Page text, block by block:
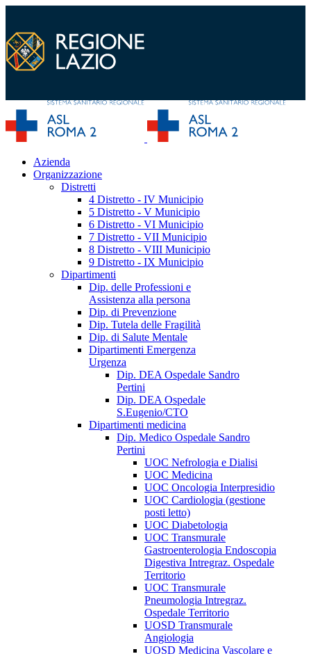
Azienda
Organizzazione
Distretti
4 Distretto - IV Municipio
5 Distretto - V Municipio
6 Distretto - VI Municipio
7 Distretto - VII Municipio
8 Distretto - VIII Municipio
9 Distretto - IX Municipio
Dipartimenti
Dip. delle Professioni e
Assistenza alla persona
Dip. di Prevenzione
Dip. Tutela delle Fragilità
Dip. di Salute Mentale
Dipartimenti Emergenza
Urgenza
Dip. DEA Ospedale Sandro
Pertini
Dip. DEA Ospedale
S.Eugenio/CTO
Dipartimenti medicina
Dip. Medico Ospedale Sandro
Pertini
UOC Nefrologia e Dialisi
UOC Medicina
UOC Oncologia Interpresidio
UOC Cardiologia (gestione
posti letto)
UOC Diabetologia
UOC Transmurale
Gastroenterologia Endoscopia
Digestiva Intregraz. Ospedale
Territorio
UOC Transmurale
Pneumologia Intregraz.
Ospedale Territorio
UOSD Transmurale
Angiologia
UOSD Medicina Vascolare e